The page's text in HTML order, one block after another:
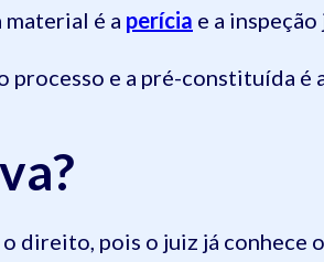
material é a perícia e a
e a pré-constituída é
direito, pois o juiz já conhece